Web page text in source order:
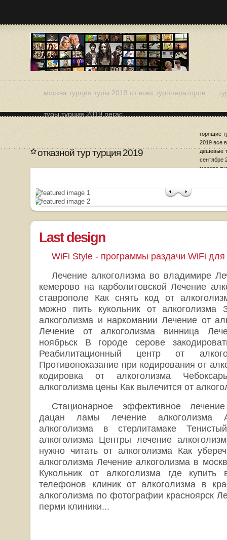
москва турция туры 2019 от всех туроператоров
горящие
2019 все
дешевые
сентябре
москва
туры турция 2019 пегас
отказной тур турция 2019
Last design
WiFi Style - программы раздачи WiFi
Лечение алкоголизма во владимире
кемерово на карболитовской Лечение
ставрополе Как снять код от
можно пить кукольник от
алкоголизма и наркомании Лечение от
Лечение от алкоголизма винница
ноябрьск В городе серове
Реабилитационный центр от
Противопоказание при кодирования от
кодировка от алкоголизма
алкоголизма цены Как вылечится от
Стационарное эффективное
дацан ламы лечение алкоголизма
алкоголизма в стерлитамаке
алкоголизма Центры лечение
нужно читать от алкоголизма Как
алкоголизма Лечение алкоголизма в
Кукольник от алкоголизма где
телефонов клиник от алкоголизма в
алкоголизма по фотографии красноярск
перми клиники...